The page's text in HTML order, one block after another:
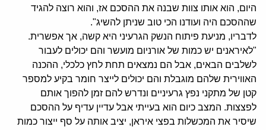
היום, הוא אותו צוות שבנה את ההסכם אז, והוא רוצה להגיד
שההסכם היה ועודנו הכי טוב שניתן להשיג".
לדבריו, מניעת פיתוח הנשק הגרעיני היא קשה, אך אפשרית.
"לאיראנים יש כמות של אורניום מועשר והם יכולים לעבור
לשלבים הבאים, אבל הם נמצאים תחת לחץ כלכלי, ההכנה
האווירית שלהם מוגבלת והם יכולים לייצר חומר בקיע למספר
קטן של מתקני נפץ גרעיניים ונדרש להם זמן להפוך אותם
לפצצות. המצב כיום הוא בעייתי אבל עדיין עדיף על ההסכם
שיסיר את המכשלות בפצי איראן, יציב אותה על סף ייצור כמות